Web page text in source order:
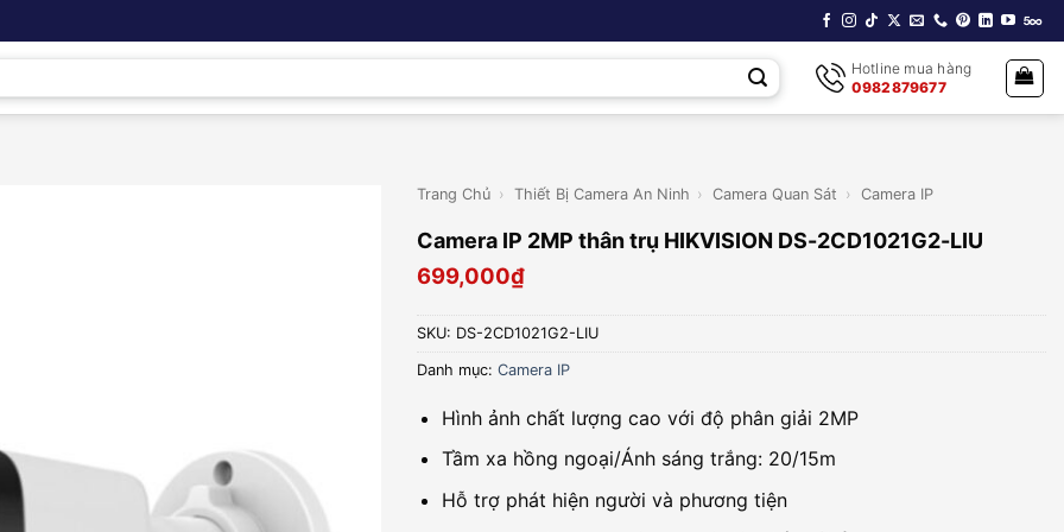
Hotline mua hàng
0982879677
Trang Chủ › Thiết Bị Camera An Ninh › Camera Quan Sát › Camera IP
Camera IP 2MP thân trụ HIKVISION DS-2CD1021G2-LIU
699,000₫
SKU: DS-2CD1021G2-LIU
Danh mục: Camera IP
Hình ảnh chất lượng cao với độ phân giải 2MP
Tầm xa hồng ngoại/Ánh sáng trắng: 20/15m
Hỗ trợ phát hiện người và phương tiện